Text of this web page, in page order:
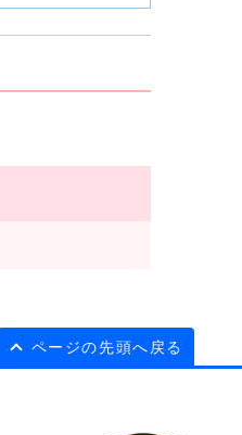
ページの先頭へ戻る